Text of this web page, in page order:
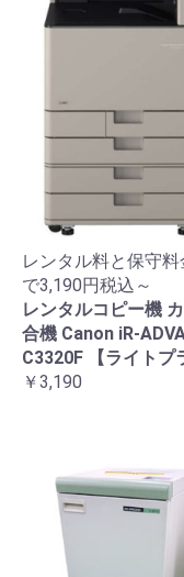
レンタル料と保守料
で3,190円税込～
レンタルコピー機
合機 Canon iR-
C3320F 【ライトプ
￥3,190